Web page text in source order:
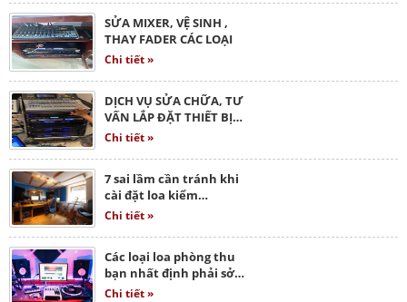
SỬA MIXER, VỆ SINH ,
THAY FADER CÁC LOẠI
Chi tiết »
DỊCH VỤ SỬA CHỮA, TƯ
VẤN LẮP ĐẶT THIẾT BỊ…
Chi tiết »
7 sai lầm cần tránh khi
cài đặt loa kiểm…
Chi tiết »
Các loại loa phòng thu
bạn nhất định phải sở…
Chi tiết »